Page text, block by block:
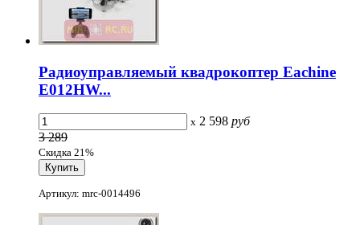
Радиоуправляемый квадрокоптер Eachine
E012HW...
x 2 598 руб
3 289
Скидка 21%
Артикул: mrc-0014496